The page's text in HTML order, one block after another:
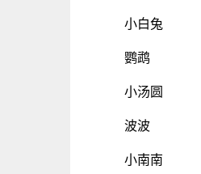
小白兔
鹦鹉
小汤圆
波波
小南南